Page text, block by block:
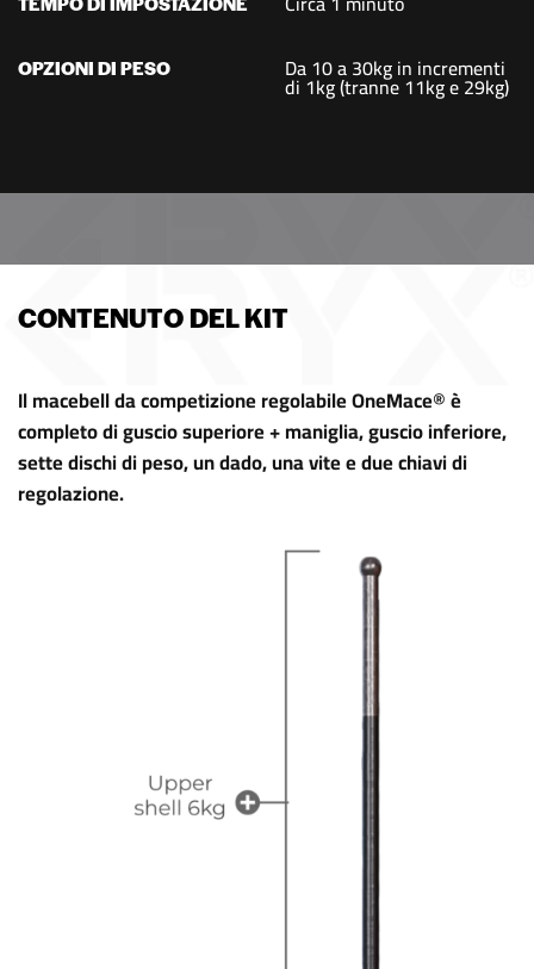
OPZIONI DI PESO Da 10 a 30kg in incrementi
di 1kg (tranne 11kg e 29kg)
CONTENUTO DEL KIT
Il macebell da competizione regolabile OneMace® è
completo di guscio superiore + maniglia, guscio inferiore,
sette dischi di peso, un dado, una vite e due chiavi di
regolazione.